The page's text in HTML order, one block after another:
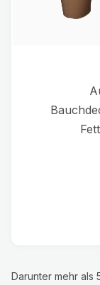
Darunter mehr als